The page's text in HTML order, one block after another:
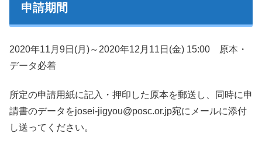
申請期間
2020年11月9日(月)～2020年12月11日(金) 15:00 原本・
データ必着
所定の申請用紙に記入・押印した原本を郵送し、同時に申
請書のデータをjosei-jigyou@posc.or.jp宛にメールに添付
し送ってください。